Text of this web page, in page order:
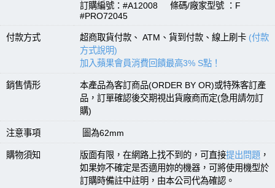
訂購編號：#A12008 條碼/廠家型號 ：F
#PRO72045
付款方式 超商取貨付款、 ATM、貨到付款、線上刷卡 (付款
方式說明)
加入蘋果會員消費回饋最高3% S點！
銷售情形
本產品為客訂商品(ORDER BY OR)或特殊客訂產
品，訂單確認後交期視出貨廠商而定(急用請勿訂
購)
注意事項 圖為62mm
購物須知 版面有限，在網路上找不到的，可直接提出問題 ，
如果妳不確定是否適用妳的機器，可將使用機型於
訂購時備註中註明，由本公司代為確認。